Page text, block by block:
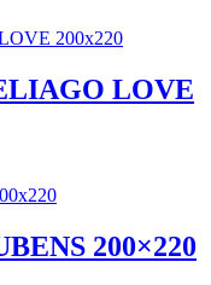
LOVE
200×220